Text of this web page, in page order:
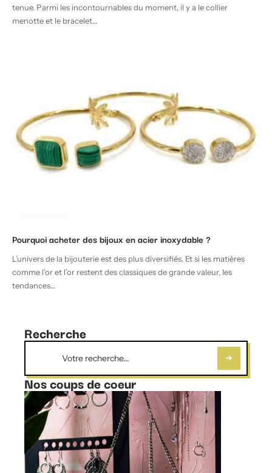
tenue. Parmi les incontournables du moment, il y a le collier
menotte et le bracelet…
Pourquoi acheter des bijoux en acier inoxydable ?
L’univers de la bijouterie est des plus diversifiés. Et si les matières
comme l’or et l’or restent des classiques de grande valeur, les
tendances…
Recherche
Nos coups de coeur